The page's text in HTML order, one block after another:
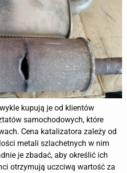
kupują je od klientów
samochodowych, które
Cena katalizatora zależy od
metali szlachetnych w nim
je zbadać, aby określić ich
otrzymują uczciwą wartość za